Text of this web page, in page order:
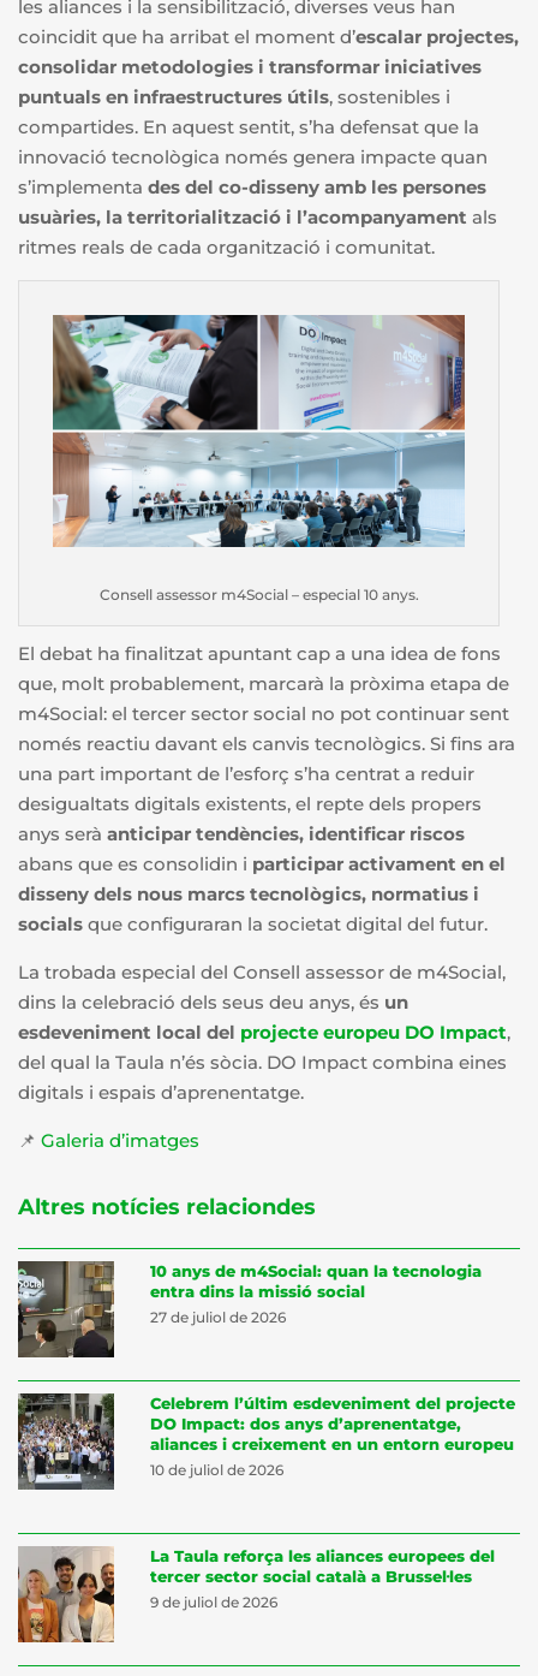
les aliances i la sensibilització, diverses veus han
coincidit que ha arribat el moment d’escalar projectes,
consolidar metodologies i transformar iniciatives
puntuals en infraestructures útils, sostenibles i
compartides. En aquest sentit, s’ha defensat que la
innovació tecnològica només genera impacte quan
s’implementa des del co-disseny amb les persones
usuàries, la territorialització i l’acompanyament als
ritmes reals de cada organització i comunitat.
Consell assessor m4Social – especial 10 anys.
El debat ha finalitzat apuntant cap a una idea de fons
que, molt probablement, marcarà la pròxima etapa de
m4Social: el tercer sector social no pot continuar sent
només reactiu davant els canvis tecnològics. Si fins ara
una part important de l’esforç s’ha centrat a reduir
desigualtats digitals existents, el repte dels propers
anys serà anticipar tendències, identificar riscos
abans que es consolidin i participar activament en el
disseny dels nous marcs tecnològics, normatius i
socials que configuraran la societat digital del futur.
La trobada especial del Consell assessor de m4Social,
dins la celebració dels seus deu anys, és un
esdeveniment local del projecte europeu DO Impact,
del qual la Taula n’és sòcia. DO Impact combina eines
digitals i espais d’aprenentatge.
📌 Galeria d’imatges
Altres notícies relaciondes
10 anys de m4Social: quan la tecnologia
entra dins la missió social
27 de juliol de 2026
Celebrem l’últim esdeveniment del projecte
DO Impact: dos anys d’aprenentatge,
aliances i creixement en un entorn europeu
10 de juliol de 2026
La Taula reforça les aliances europees del
tercer sector social català a Brussel·les
9 de juliol de 2026